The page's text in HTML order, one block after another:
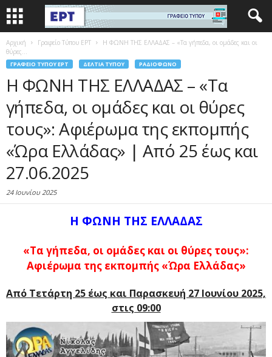
Αρχική Γραφείο Τύπου ΕΡΤ
Η ΦΩΝΗ ΤΗΣ ΕΛΛΑΔΑΣ – «Τα γήπεδα, οι ομάδες και οι
θύρες...
ΓΡΑΦΕΊΟ ΤΎΠΟΥ ΕΡΤ ΔΕΛΤΊΑ ΤΎΠΟΥ ΡΑΔΙΌΦΩΝΟ
Η ΦΩΝΗ ΤΗΣ ΕΛΛΑΔΑΣ – «Τα
γήπεδα, οι ομάδες και οι θύρες
τους»: Αφιέρωμα της εκπομπής
«Ώρα Ελλάδας» | Από 25 έως και
27.06.2025
24 Ιουνίου 2025
Η ΦΩΝΗ ΤΗΣ ΕΛΛΑΔΑΣ
«Τα γήπεδα, οι ομάδες και οι θύρες τους»:
Αφιέρωμα της εκπομπής «Ώρα Ελλάδας»
Από Τετάρτη 25 έως και Παρασκευή 27 Ιουνίου 2025,
στις 09:00